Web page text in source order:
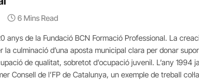
6 Mins Read
anys de la Fundació BCN Formació Professional. La
la culminació d’una aposta municipal clara per donar
de qualitat, sobretot d’ocupació juvenil. L’any 1994
Consell de l’FP de Catalunya, un exemple de treball